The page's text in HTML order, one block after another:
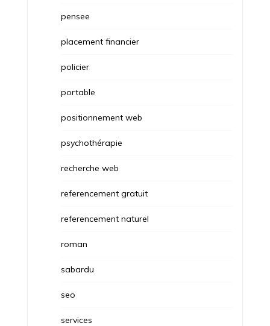
pensee
placement financier
policier
portable
positionnement web
psychothérapie
recherche web
referencement gratuit
referencement naturel
roman
sabardu
seo
services